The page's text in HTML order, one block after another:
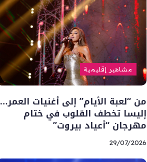
مشاهير إقليمية
من “لعبة الأيام” إلى أغنيات العمر…
إليسا تخطف القلوب في ختام
مهرجان “أعياد بيروت”
29/07/2026